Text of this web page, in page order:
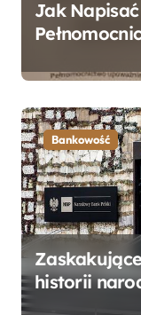
Jak
Przewodnik
Bankowość
historii